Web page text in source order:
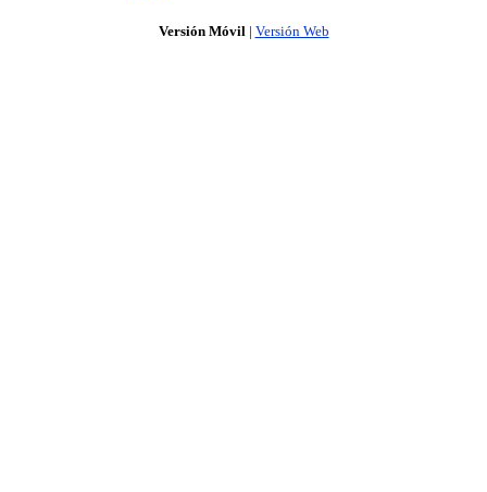
Versión Móvil| Versión Web